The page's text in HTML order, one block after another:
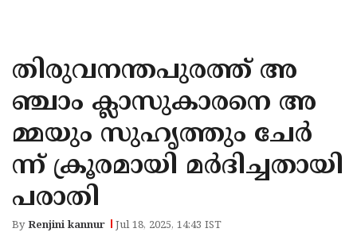
KANNUR
KASARAGOD
തിരുവനന്തപുരത്ത് അ
ഞ്ചാം ക്ലാസുകാരനെ അ
മ്മയും സുഹൃത്തും ചേർ
ന്ന് ക്രൂരമായി മർദിച്ചതായി
പരാതി
ByRenjini kannur Jul 18, 2025, 14:43 IST